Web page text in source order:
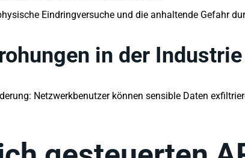
Eindringversuche und die anhaltende Gefahr
in der Industrie
Netzwerkbenutzer können sensible Daten